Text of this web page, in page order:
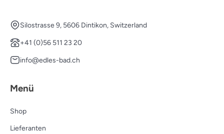
Silostrasse 9, 5606 Dintikon, Switzerland
+41 (0)56 511 23 20
info@edles-bad.ch
Menü
Shop
Lieferanten